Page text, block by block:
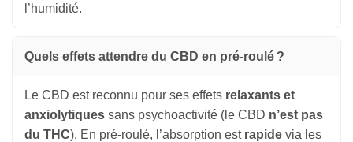
l’humidité.
Quels effets attendre du CBD en pré-roulé ?
Le CBD est reconnu pour ses effets relaxants et
anxiolytiques sans psychoactivité (le CBD n’est pas
du THC). En pré-roulé, l’absorption est rapide via les